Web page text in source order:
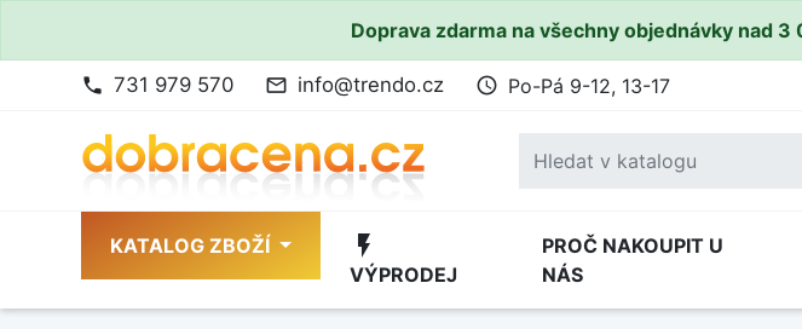
Doprava zdarma na všechny objednávky nad 3
phone 731 979 570 mail_outline info@trendo.cz access_time Po-Pá 9-12, 13-17
KATALOG ZBOŽÍ flash_on
VÝPRODEJ
PROČ NAKOUPIT U
NÁS